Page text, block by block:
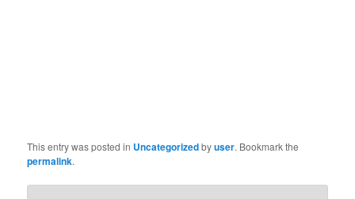
This entry was posted in Uncategorizedbyuser. Bookmark the
permalink.